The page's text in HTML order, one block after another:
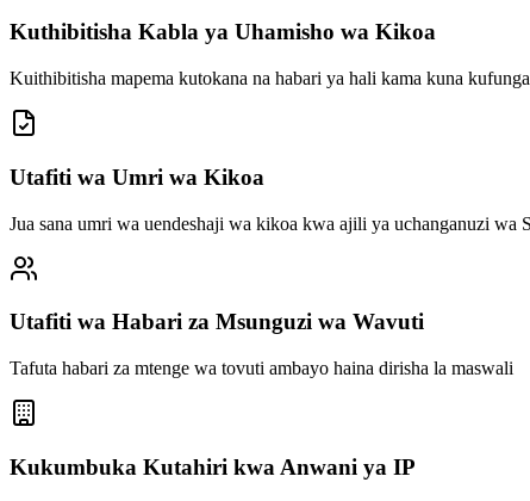
Kuthibitisha Kabla ya Uhamisho wa Kikoa
Kuithibitisha mapema kutokana na habari ya hali kama kuna
Utafiti wa Umri wa Kikoa
Jua sana umri wa uendeshaji wa kikoa kwa ajili ya uchanganuzi wa
Utafiti wa Habari za Msunguzi wa Wavuti
Tafuta habari za mtenge wa tovuti ambayo haina dirisha la maswali
Kukumbuka Kutahiri kwa Anwani ya IP